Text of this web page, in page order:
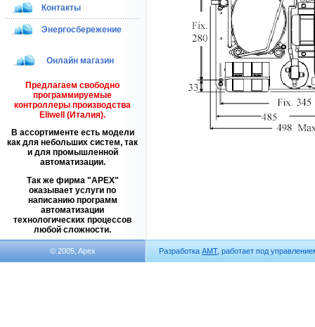
Контакты
Энергосбережение
Онлайн магазин
Предлагаем свободно
программируемые
контроллеры производства
Eliwell (Италия).
В ассортименте есть модели
как для небольших систем, так
и для промышленной
автоматизации.
Так же фирма
APEX
оказывает услуги по
написанию программ
автоматизации
технологических процессов
любой сложности.
© 2005, Apex Разработка АМТ, работает под